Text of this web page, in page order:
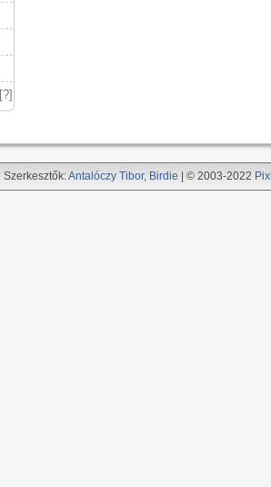
[?]
Szerkesztők:Antalóczy Tibor, Birdie | © 2003-2022